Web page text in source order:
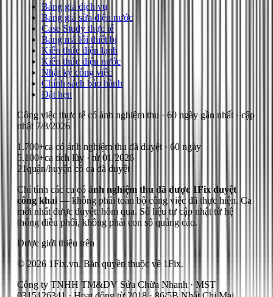
Bảng giá dịch vụ
Bảng giá sửa điện nước
Case Study thực tế
Bảng mã lỗi thiết bị
Kiến thức điện lạnh
Kiến thức điện nước
Nhật ký công việc
Chính sách bảo hành
Đặt hẹn
Công việc thực tế có ảnh nghiệm thu · 60 ngày gần nhất · cập
nhật 7/8/2026
1.700+ca có ảnh nghiệm thu đã duyệt · 60 ngày
5.100+ca tích lũy · từ 01/2026
21quận/huyện có ca đã duyệt
Chỉ tính các ca có ảnh nghiệm thu đã được 1Fix duyệt
công khai — không phải toàn bộ công việc đã thực hiện. Ca
mới nhất được duyệt: hôm qua. Số liệu tự cập nhật từ hệ
thống điều phối, không phải con số quảng cáo.
Được giới thiệu trên
© 2026 1Fix.vn. Bản quyền thuộc về 1Fix.
Công ty TNHH TM&DV Sửa Chữa Nhanh · MST